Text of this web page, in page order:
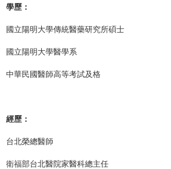
學歷：
國立陽明大學傳統醫藥研究所碩士
國立陽明大學醫學系
中華民國醫師高等考試及格
經歷：
台北榮總醫師
衛福部台北醫院家醫科總主任